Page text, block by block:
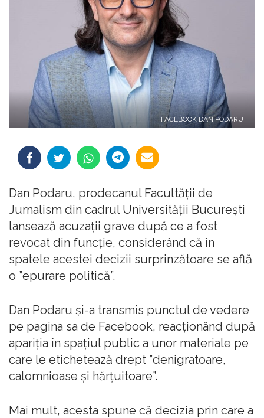
FACEBOOK DAN PODARU
Dan Podaru, prodecanul Facultății de
Jurnalism din cadrul Universității București
lansează acuzații grave după ce a fost
revocat din funcție, considerând că în
spatele acestei decizii surprinzătoare se află
o ”epurare politică”.
Dan Podaru și-a transmis punctul de vedere
pe pagina sa de Facebook, reacționând după
apariția în spațiul public a unor materiale pe
care le etichetează drept ”denigratoare,
calomnioase şi hărţuitoare”.
Mai mult, acesta spune că decizia prin care a